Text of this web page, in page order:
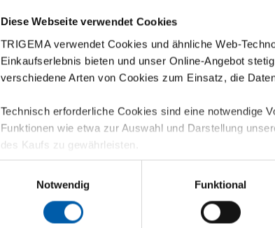
Diese Webseite verwendet Cookies
TRIGEMA verwendet Cookies und ähnliche Web-
Einkaufserlebnis bieten und unser Online-Angebot
verschiedene Arten von Cookies zum Einsatz, die
Technisch erforderliche Cookies sind eine notwendige
Funktionen wie etwa zur Auswahl und Darstellung
des Kaufs zu gewährleisten.
Für die Darstellung personalisierter Angebote,
sowie für Marketing-, Statistik- und Tracking-Zwecke
personenbezogene Informationen. Diese übermitteln
Notwendig
Funktional